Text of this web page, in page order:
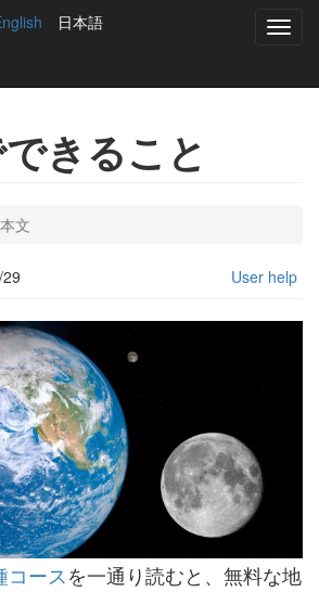
日本語
きること
本文
User help
コースを一通り読むと、無料な地